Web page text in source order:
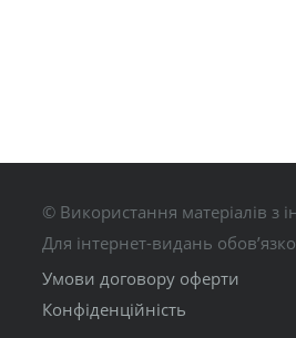
© Використання матеріалів з
Для інтернет-видань
Умови договору оферти
Конфіденційність